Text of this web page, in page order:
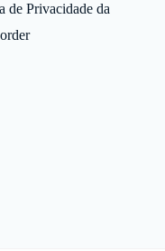
de Privacidade da